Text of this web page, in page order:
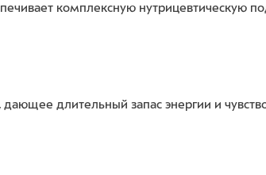
комплексную нутрицевтическую
длительный запас энергии и